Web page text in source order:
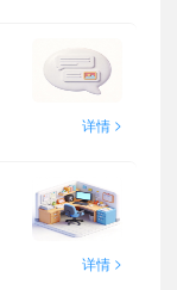
详情 >
详情 >